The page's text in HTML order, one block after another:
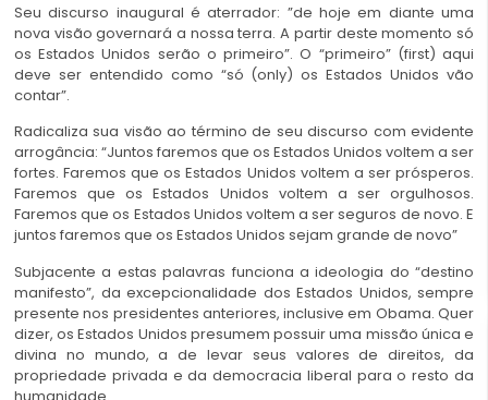
Seu discurso inaugural é aterrador: ”de hoje em diante uma
nova visão governará a nossa terra. A partir deste momento só
os Estados Unidos serão o primeiro”. O “primeiro” (first) aqui
deve ser entendido como “só (only) os Estados Unidos vão
contar”.
Radicaliza sua visão ao término de seu discurso com evidente
arrogância: “Juntos faremos que os Estados Unidos voltem a ser
fortes. Faremos que os Estados Unidos voltem a ser prósperos.
Faremos que os Estados Unidos voltem a ser orgulhosos.
Faremos que os Estados Unidos voltem a ser seguros de novo. E
juntos faremos que os Estados Unidos sejam grande de novo”
Subjacente a estas palavras funciona a ideologia do “destino
manifesto”, da excepcionalidade dos Estados Unidos, sempre
presente nos presidentes anteriores, inclusive em Obama. Quer
dizer, os Estados Unidos presumem possuir uma missão única e
divina no mundo, a de levar seus valores de direitos, da
propriedade privada e da democracia liberal para o resto da